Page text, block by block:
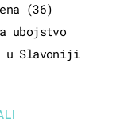
(36)
ubojstvo
u Slavoniji